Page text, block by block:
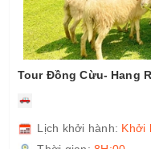
Tour du lịch Nha Trang
Lịch khởi hành: Khởi